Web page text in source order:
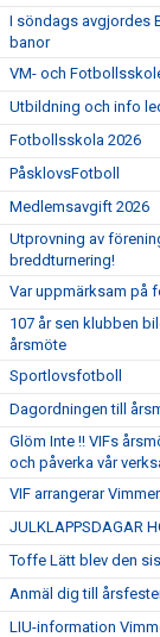
I söndags avgjordes
banor
VM- och
Utbildning och info
Fotbollsskola 2026
PåsklovsFotboll
Medlemsavgift 2026
Utprovning av
breddturnering!
Var uppmärksam på
107 år sen klubben
årsmöte
Sportlovsfotboll
Dagordningen till
Glöm Inte !! VIFs
och påverka vår
VIF arrangerar
JULKLAPPSDAGAR
Toffe Lätt blev den
Anmäl dig till
LIU-information